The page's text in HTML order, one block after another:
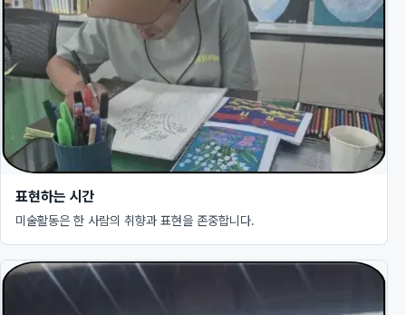
표현하는 시간
미술활동은 한 사람의 취향과 표현을 존중합니다.